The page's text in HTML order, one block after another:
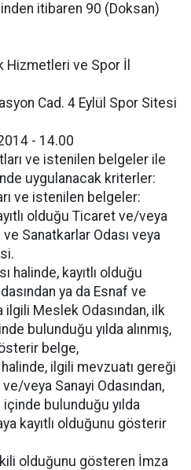
itibaren 90 (Doksan)
Hizmetleri ve Spor İl
Cad. 4 Eylül Spor Sitesi
- 14.00
ve istenilen belgeler ile
uygulanacak kriterler:
ve istenilen belgeler:
olduğu Ticaret ve/veya
ve Sanatkarlar Odası veya
halinde, kayıtlı olduğu
ya da Esnaf ve
ilgili Meslek Odasından, ilk
bulunduğu yılda alınmış,
belge,
ilgili mevzuatı gereği
veya Sanayi Odasından,
bulunduğu yılda
kayıtlı olduğunu gösterir
olduğunu gösteren İmza